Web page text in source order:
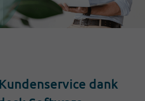
dank